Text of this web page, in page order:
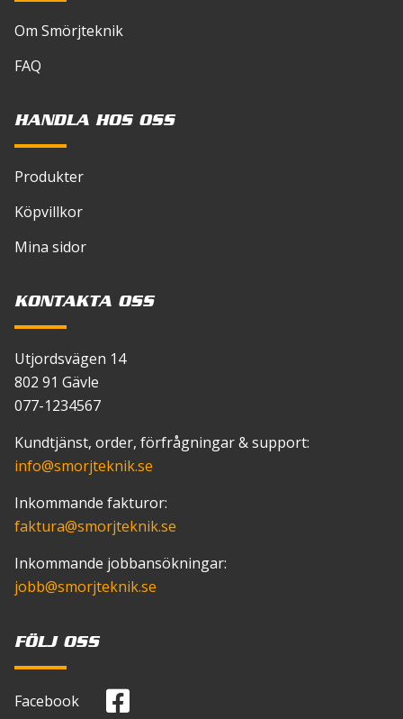
Om Smörjteknik
FAQ
HANDLA HOS OSS
Produkter
Köpvillkor
Mina sidor
KONTAKTA OSS
Utjordsvägen 14
802 91 Gävle
077-1234567
Kundtjänst, order, förfrågningar & support:
info@smorjteknik.se
Inkommande fakturor:
faktura@smorjteknik.se
Inkommande jobbansökningar:
jobb@smorjteknik.se
FÖLJ OSS
Facebook